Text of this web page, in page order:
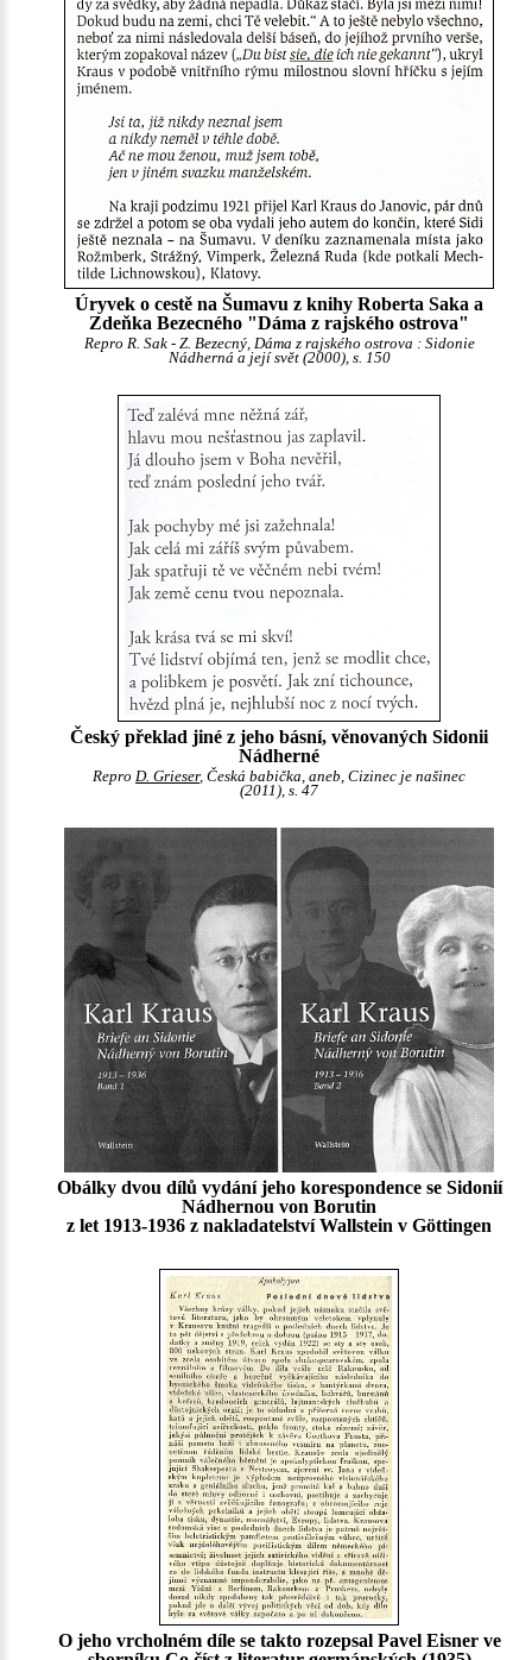
Úryvek o cestě na Šumavu z knihy Roberta Saka a
Zdeňka Bezecného "Dáma z rajského ostrova"
Repro R. Sak - Z. Bezecný, Dáma z rajského ostrova : Sidonie
Nádherná a její svět (2000), s. 150
Český překlad jiné z jeho básní, věnovaných Sidonii
Nádherné
Repro D. Grieser, Česká babička, aneb, Cizinec je našinec
(2011), s. 47
Obálky dvou dílů vydání jeho korespondence se Sidonií
Nádhernou von Borutin
z let 1913-1936 z nakladatelství Wallstein v Göttingen
O jeho vrcholném díle se takto rozepsal Pavel Eisner ve